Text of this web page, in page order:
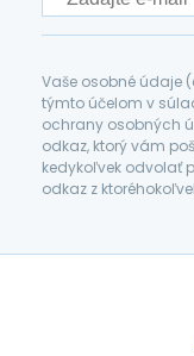
Vaše osobné údaje
týmto účelom v
ochrany osobných
odkaz, ktorý vám
kedykoľvek odvolať
odkaz z